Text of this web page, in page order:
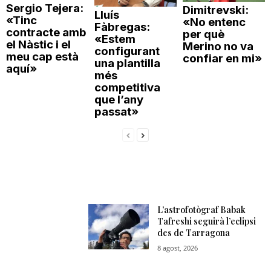
Sergio Tejera:
«Tinc
contracte amb
el Nàstic i el
meu cap està
aquí»
Lluís
Fàbregas:
«Estem
configurant
una plantilla
més
competitiva
que l’any
passat»
Dimitrevski:
«No entenc
per què
Merino no va
confiar en mi»